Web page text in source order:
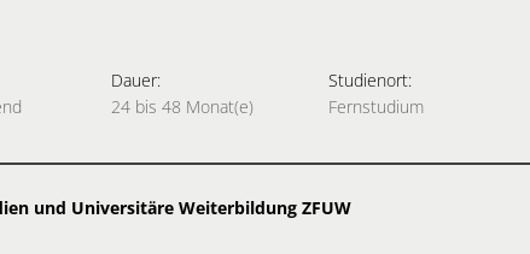
Dauer:
24 bis 48 Monat(e)
Studienort:
Fernstudium
und Universitäre Weiterbildung ZFUW